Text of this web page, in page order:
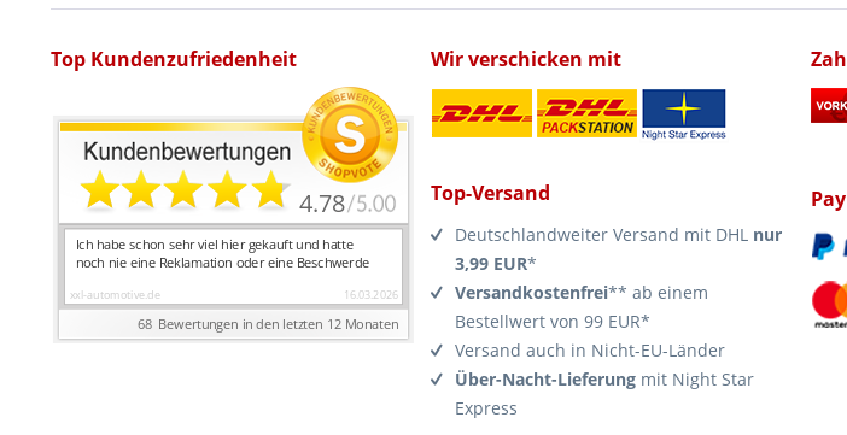
Top Kundenzufriedenheit Wir verschicken mit
Top-Versand
Deutschlandweiter Versand mit DHL nur
3,99 EUR*
Versandkostenfrei** ab einem
Bestellwert von 99 EUR*
Versand auch in Nicht-EU-Länder
Über-Nacht-Lieferung mit Night Star
Express